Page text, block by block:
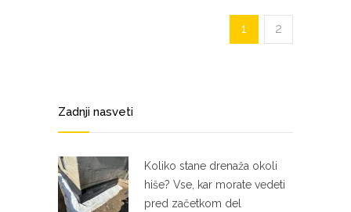
1 2
Zadnji nasveti
Koliko stane drenaža okoli
hiše? Vse, kar morate vedeti
pred začetkom del